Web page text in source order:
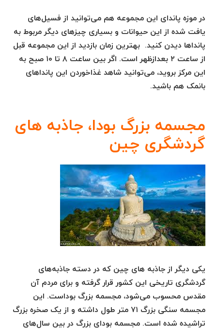
در موزه پاندای این مجموعه هم می‌توانید از فسیل‌های
یافت شده از این حیوانات و بسیاری چیزهای دیگر مربوط به
پانداها دیدن کنید. بهترین زمان بازدید از این مجموعه قبل
از ساعت ۲ بعدازظهر است. اگر بین ساعت ۸ تا ۱۰ صبح به
این مرکز بروید، می‌توانید شاهد غذاخوردن این پانداهای
بانمک هم باشید.
مجسمه بزرگ بودا، جاذبه های
گردشگری چین
یکی دیگر از جاذبه های چین که در دسته جاذبه‌های
گردشگری تاریخی این کشور قرار گرفته و برای مردم آن
مقدس محسوب می‌شود، مجسمه بزرگ بوداست. این
مجسمه سنگی بزرگ ۷۱ متر طول داشته و از یک صخره بزرگ
تراشیده شده است. مجسمه بودای بزرگ در بین سال‌های